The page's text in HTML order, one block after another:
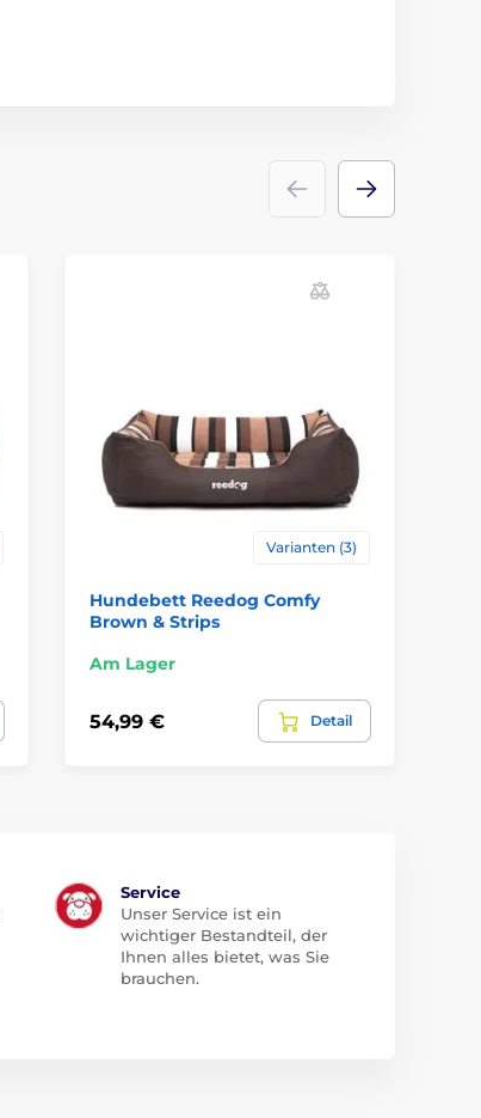
Varianten (3)
Hundebett Reedog Comfy
Brown & Strips
Am Lager
54,99 € Detail
Service
Unser Service ist ein
wichtiger Bestandteil, der
Ihnen alles bietet, was Sie
brauchen.